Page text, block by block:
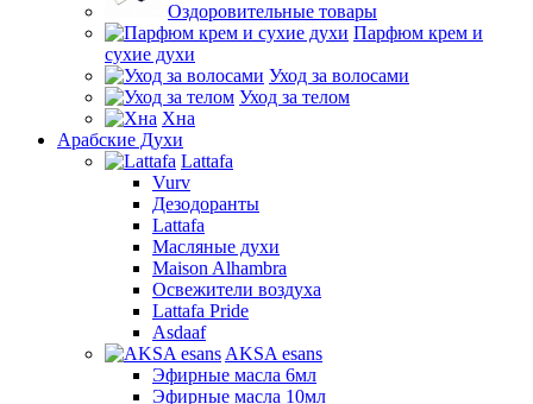
Оздоровительные товары
Парфюм крем и
сухие духи
Уход за волосами
Уход за телом
Хна
Арабские Духи
Lattafa
Vurv
Дезодоранты
Lattafa
Масляные духи
Maison Alhambra
Освежители воздуха
Lattafa Pride
Asdaaf
AKSA esans
Эфирные масла 6мл
Эфирные масла 10мл